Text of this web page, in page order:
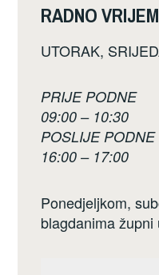
RADNO
UTORAK,
PRIJE PODNE
09:00 – 10:30
POSLIJE PODNE
16:00 – 17:00
Ponedjeljkom,
blagdanima župni